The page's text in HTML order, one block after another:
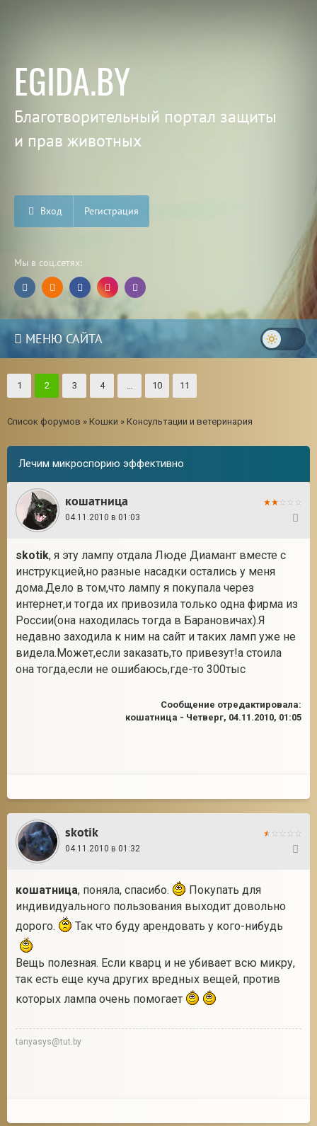
EGIDA.BY
Благотворительный портал защиты
и прав животных
Вход Регистрация
Мы в соц.сетях:
МЕНЮ САЙТА
1 2 3 4 … 10 11
Список форумов » Кошки » Консультации и ветеринария
Лечим микроспорию эффективно
кошатница
04.11.2010 в 01:03
skotik, я эту лампу отдала Люде Диамант вместе с
инструкцией,но разные насадки остались у меня
дома.Дело в том,что лампу я покупала через
интернет,и тогда их привозила только одна фирма из
России(она находилась тогда в Барановичах).Я
недавно заходила к ним на сайт и таких ламп уже не
видела.Может,если заказать,то привезут!а стоила
она тогда,если не ошибаюсь,где-то 300тыс
Сообщение отредактировала:
кошатница - Четверг, 04.11.2010, 01:05
skotik
04.11.2010 в 01:32
кошатница, поняла, спасибо.
Покупать для
индивидуального пользования выходит довольно
дорого.
Так что буду арендовать у кого-нибудь
Вещь полезная. Если кварц и не убивает всю микру,
так есть еще куча других вредных вещей, против
которых лампа очень помогает
tanyasys@tut.by